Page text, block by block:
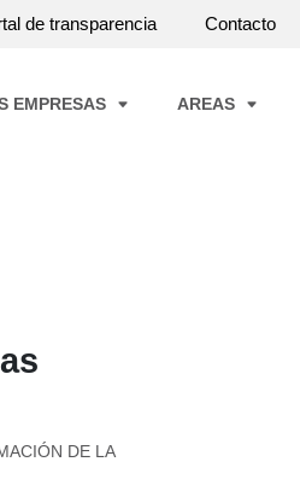
de transparencia Contacto
EMPRESAS AREAS
DE LA